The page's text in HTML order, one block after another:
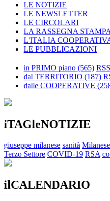
LE NOTIZIE
LE NEWSLETTER
LE CIRCOLARI
LA RASSEGNA STAMPA
L'ITALIA
LE PUBBLICAZIONI
in PRIMO piano (565) RSS
dal TERRITORIO (187)
dalle COOPERATIVE
iTAGleNOTIZIE
giuseppe milanese sanità Milanese
Terzo Settore COVID-19 RSA
ilCALENDARIO